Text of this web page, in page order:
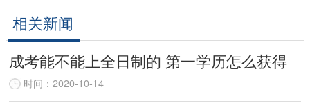
相关新闻
成考能不能上全日制的 第一学历怎么获得
时间：2020-10-14